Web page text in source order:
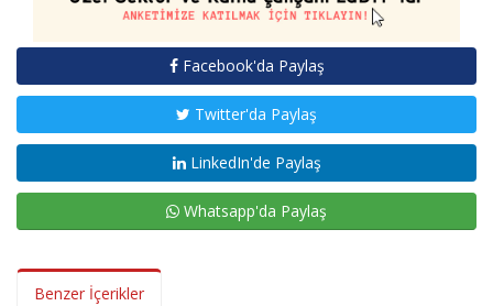
Facebook'da Paylaş
Twitter'da Paylaş
LinkedIn'de Paylaş
Whatsapp'da Paylaş
Benzer İçerikler